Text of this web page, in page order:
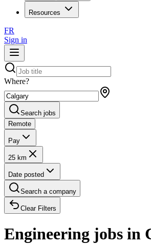
Resources
FR
Sign in
Where?
Search jobs
Remote
Pay
25 km
Date posted
Search a company
Clear Filters
Engineering jobs in